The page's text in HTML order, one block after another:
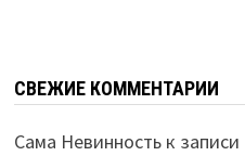
СВЕЖИЕ КОММЕНТАРИИ
Сама Невинностьк записи